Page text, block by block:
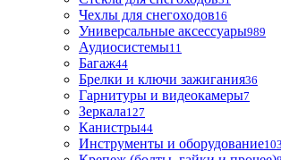
Чехлы для снегоходов16
Универсальные аксессуары989
Аудиосистемы11
Багаж44
Брелки и ключи зажигания36
Гарнитуры и видеокамеры7
Зеркала127
Канистры44
Инструменты и оборудование103